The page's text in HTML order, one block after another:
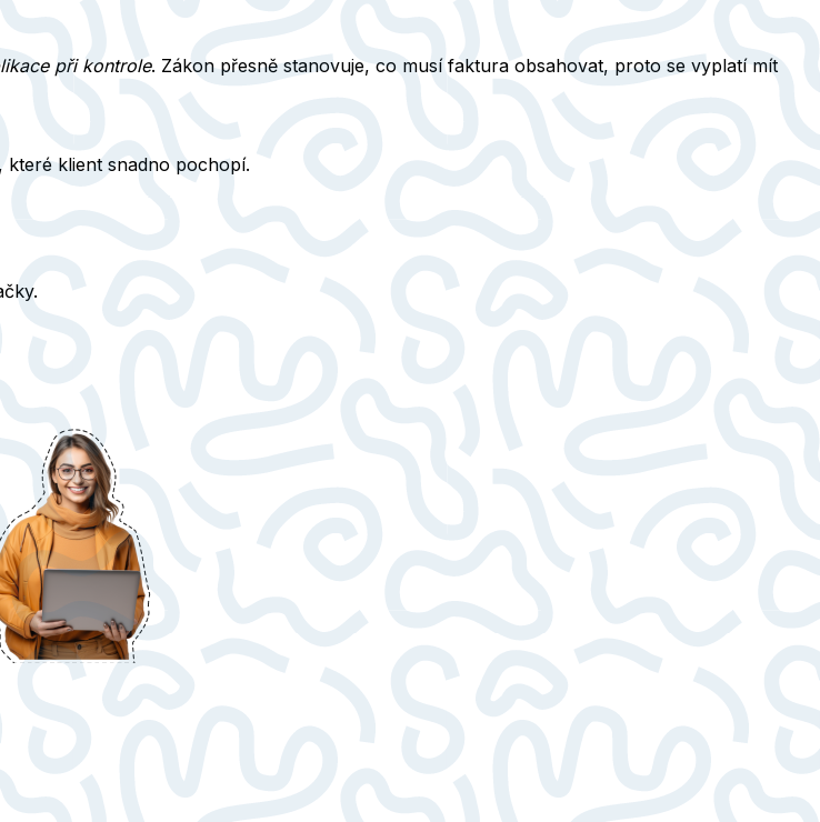
při kontrole. Zákon přesně stanovuje, co musí faktura obsahovat, proto se vyplatí mít
které klient snadno pochopí.